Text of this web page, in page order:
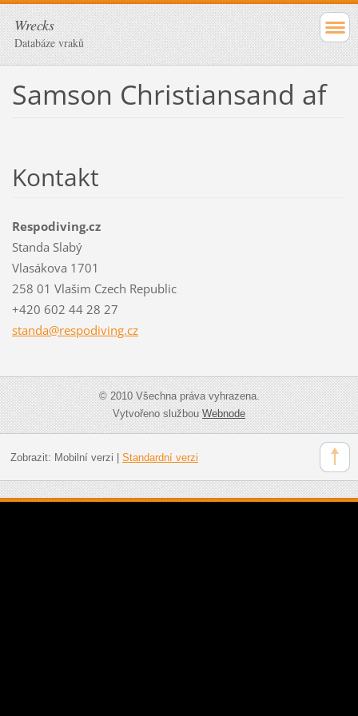
Wrecks
Databáze vraků
Samson Christiansand af
Kontakt
Respodiving.cz
Standa Slabý
Vlasákova 1701
258 01 Vlašim Czech Republic
+420 602 44 28 27
standa@respodiving.cz
© 2010 Všechna práva vyhrazena.
Vytvořeno službouWebnode
Zobrazit: Mobilní verzi Standardní verzi